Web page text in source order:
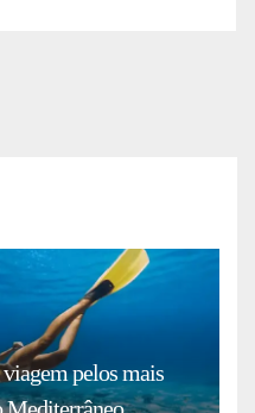
pelos mais